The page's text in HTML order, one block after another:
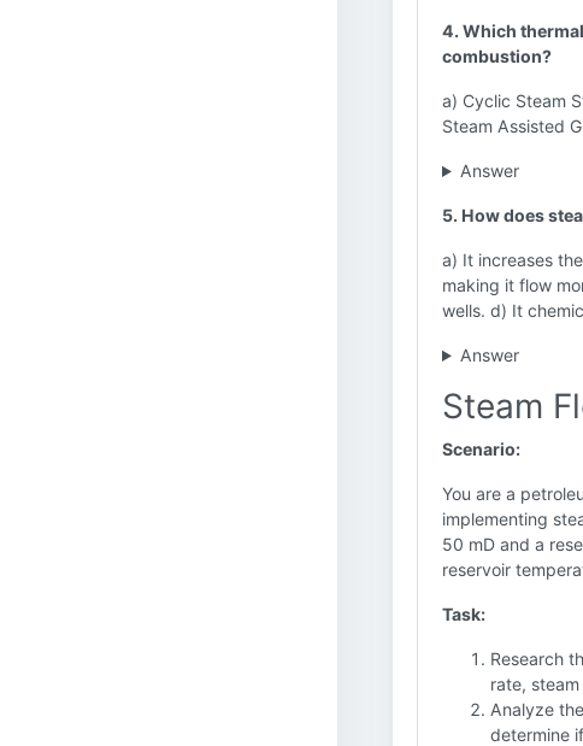
4. Which
combustion?
a) Cyclic Steam
Steam Assisted
Answer
5. How does
a) It increases
making it flow
wells. d) It
Answer
Steam
Scenario:
You are a
implementing
50 mD and a
reservoir
Task:
Research
rate,
Analyze
determine